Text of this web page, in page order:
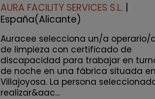
AURA FACILITY SERVICES S.L. |
España(Alicante)
Auracee selecciona un/a operario/
de limpieza con certificado de
discapacidad para trabajar en
de noche en una fábrica situada en
Villajoyosa. La persona
realizar&aac...